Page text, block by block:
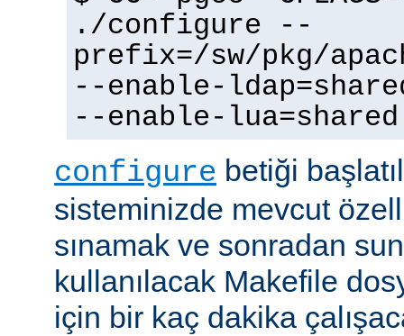
./configure --
prefix=/sw/pkg/
--enable-
--enable-lua=shared
configure betiği
sisteminizde mevcut
sınamak ve sonradan
kullanılacak Makefile
için bir kaç dakika